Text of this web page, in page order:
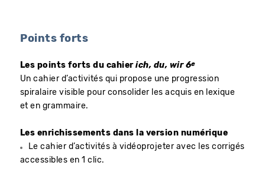
Points forts
Les points forts du cahierich, du, wir 6e
Un cahier d’activités qui propose une progression
spiralaire visible pour consolider les acquis en lexique
et en grammaire.
Les enrichissements dans la version numérique
Le cahier d’activités à vidéoprojeter avec les corrigés
accessibles en 1 clic.